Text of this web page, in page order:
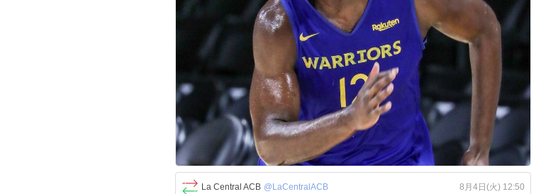
La Central ACB @LaCentralACB 8月4日(火) 12:50